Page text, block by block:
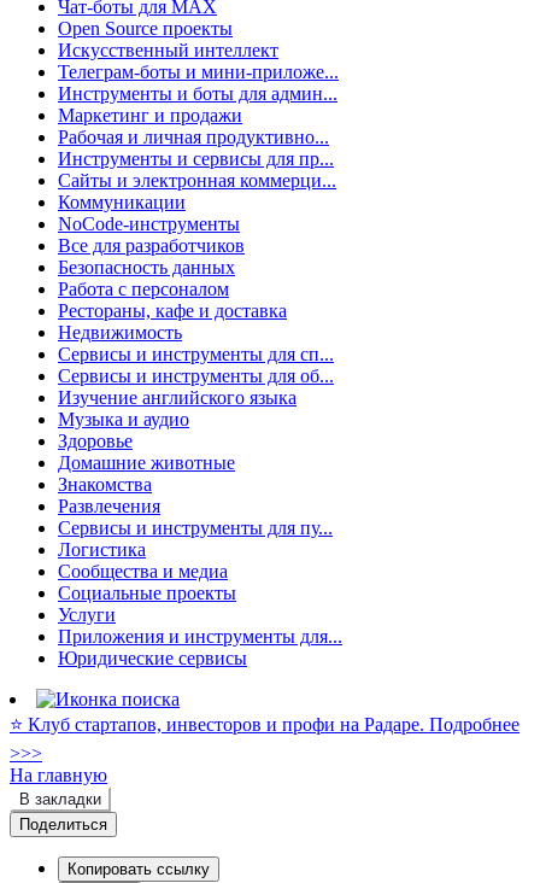
Чат-боты для MAX
Open Source проекты
Искусственный интеллект
Телеграм-боты и мини-приложе...
Инструменты и боты для админ...
Маркетинг и продажи
Рабочая и личная продуктивно...
Инструменты и сервисы для пр...
Сайты и электронная коммерци...
Коммуникации
NoCode-инструменты
Все для разработчиков
Безопасность данных
Работа с персоналом
Рестораны, кафе и доставка
Недвижимость
Сервисы и инструменты для сп...
Сервисы и инструменты для об...
Изучение английского языка
Музыка и аудио
Здоровье
Домашние животные
Знакомства
Развлечения
Сервисы и инструменты для пу...
Логистика
Сообщества и медиа
Социальные проекты
Услуги
Приложения и инструменты для...
Юридические сервисы
⭐️ Клуб стартапов, инвесторов и профи на Радаре. Подробнее
>>>
На главную
В закладки
Поделиться
Копировать ссылку